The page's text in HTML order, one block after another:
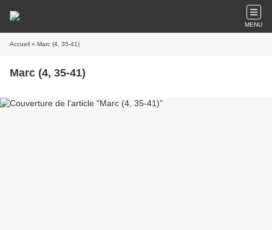
MENU
Accueil » Marc (4, 35-41)
Marc (4, 35-41)